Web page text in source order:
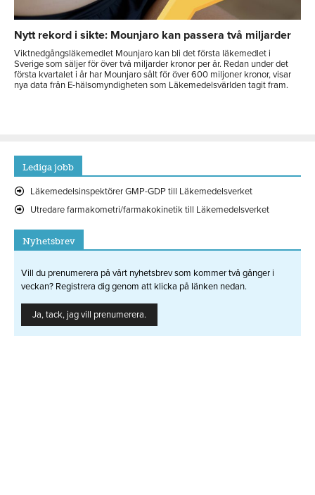
Nytt rekord i sikte: Mounjaro kan passera två miljarder
Viktnedgångsläkemedlet Mounjaro kan bli det första läkemedlet i
Sverige som säljer för över två miljarder kronor per år. Redan under det
första kvartalet i år har Mounjaro sålt för över 600 miljoner kronor, visar
nya data från E-hälsomyndigheten som Läkemedelsvärlden tagit fram.
Lediga jobb
Läkemedelsinspektörer GMP-GDP till Läkemedelsverket
Utredare farmakometri/farmakokinetik till Läkemedelsverket
Nyhetsbrev
Vill du prenumerera på vårt nyhetsbrev som kommer två gånger i
veckan? Registrera dig genom att klicka på länken nedan.
Ja, tack, jag vill prenumerera.